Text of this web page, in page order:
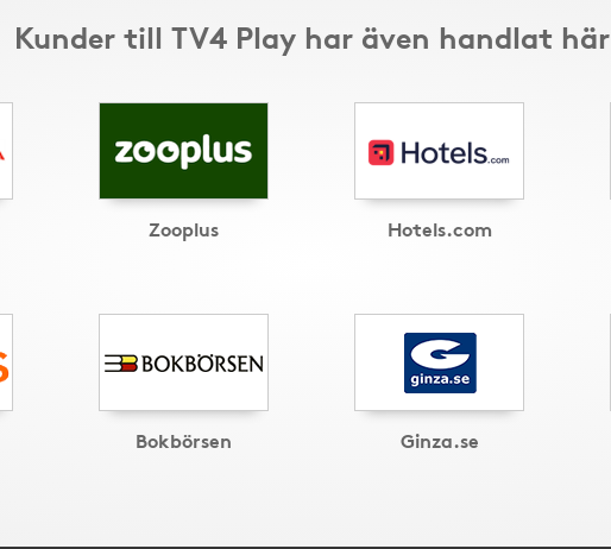
Kunder till TV4 Play har även handlat här
Zooplus Hotels.com
Bokbörsen Ginza.se